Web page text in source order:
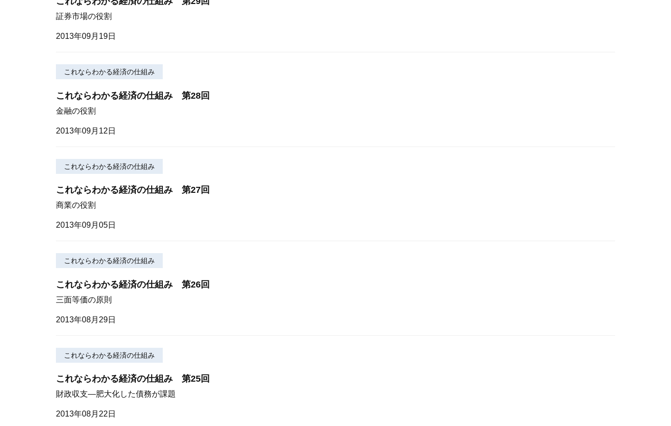
証券市場の役割
2013年09月19日
これならわかる経済の仕組み
これならわかる経済の仕組み 第28回
金融の役割
2013年09月12日
これならわかる経済の仕組み
これならわかる経済の仕組み 第27回
商業の役割
2013年09月05日
これならわかる経済の仕組み
これならわかる経済の仕組み 第26回
三面等価の原則
2013年08月29日
これならわかる経済の仕組み
これならわかる経済の仕組み 第25回
財政収支—肥大化した債務が課題
2013年08月22日